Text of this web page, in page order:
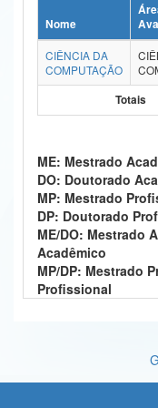
Ministério da Ciência,
Ministério do Meio Ambiente
Controladoria-Geral da União
Ministério da Mulher, da Família
Secretaria-Geral
Secretaria de Governo
Banco Central do Brasil
Nome
CIÊNCIA DA
COMPUTAÇÃO
Totais
ME: Mestrado
DO: Doutorado
MP: Mestrado
DP: Doutorado
ME/DO: Mestrado
Acadêmico
MP/DP: Mestrado
Profissional